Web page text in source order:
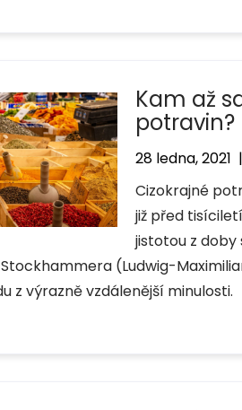
Kam až
potravin?
28 ledna, 2021
Cizokrajné
již před
jistotou z
(Ludwig-
z výrazně vzdálenější minulosti.